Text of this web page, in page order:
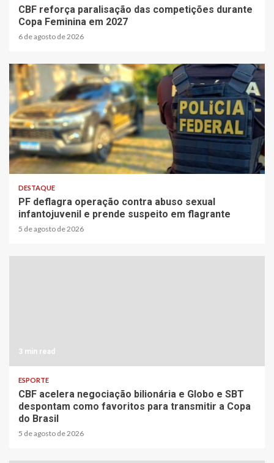
CBF reforça paralisação das competições durante
Copa Feminina em 2027
6 de agosto de 2026
3 min read
DESTAQUE
PF deflagra operação contra abuso sexual
infantojuvenil e prende suspeito em flagrante
5 de agosto de 2026
3 min read
ESPORTE
CBF acelera negociação bilionária e Globo e SBT
despontam como favoritos para transmitir a Copa
do Brasil
5 de agosto de 2026